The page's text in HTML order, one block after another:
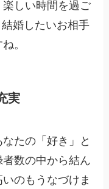
しい時間を過ご
婚したいお相手
。
実
たの「好き」と
数の中から結ん
のもうなづけま